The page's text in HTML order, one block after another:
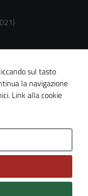
sul tasto
la navigazione
Link alla cookie